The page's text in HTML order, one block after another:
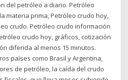
del petróleo a diario. Petróleo
materia prima, Petróleo crudo hoy,
crudo. Petróleo crudo información
crudo hoy, gráficos, cotización
diferida al menos 15 minutos.
países como Brasil y Argentina,
de petróleo, la caída del crudo